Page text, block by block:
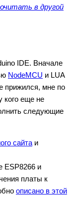
в другой
IDE. Вначале
NodeMCU и LUA
прижился, мне по
кого еще не
следующие
сайта и
ESP8266 и
платы к
описано в этой